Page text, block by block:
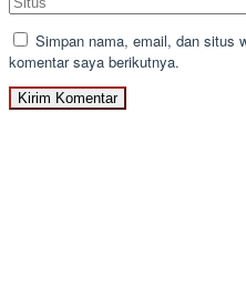
Simpan nama, email, dan situs
komentar saya berikutnya.